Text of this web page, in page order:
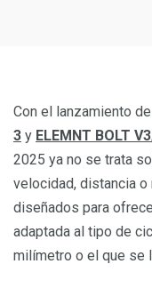
Con el lanzamiento
3 y ELEMNT BOLT V3
2025 ya no se trata
velocidad, distancia
diseñados para
adaptada al tipo de
milímetro o el que se